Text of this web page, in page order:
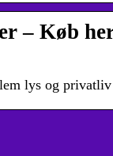
– Køb
lys og